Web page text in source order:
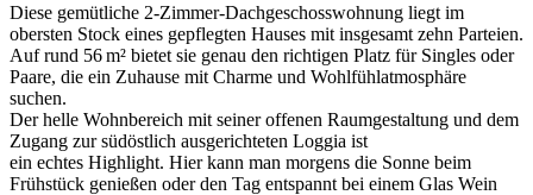
Diese gemütliche 2-Zimmer-Dachgeschosswohnung liegt im
obersten Stock eines gepflegten Hauses mit insgesamt zehn Parteien.
Auf rund 56 m² bietet sie genau den richtigen Platz für Singles oder
Paare, die ein Zuhause mit Charme und Wohlfühlatmosphäre
suchen.
Der helle Wohnbereich mit seiner offenen Raumgestaltung und dem
Zugang zur südöstlich ausgerichteten Loggia ist
ein echtes Highlight. Hier kann man morgens die Sonne beim
Frühstück genießen oder den Tag entspannt bei einem Glas Wein